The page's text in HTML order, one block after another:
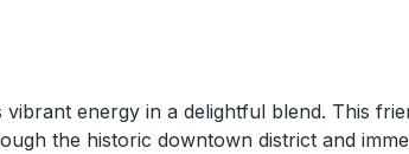
energy in a delightful blend. This
the historic downtown district and